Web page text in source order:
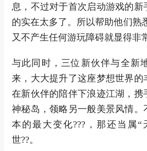
息，不过对于首次启动游戏的新
的实在太多了。所以帮助他们熟
又不产生任何游玩障碍就显得非
与此同时，三位新伙伴与全新
来，大大提升了这座梦想世界的
在新伙伴的陪伴下浪迹江湖，携
神秘岛，领略另一般美景风情。
本的最大变化???，那还当属“
世??。